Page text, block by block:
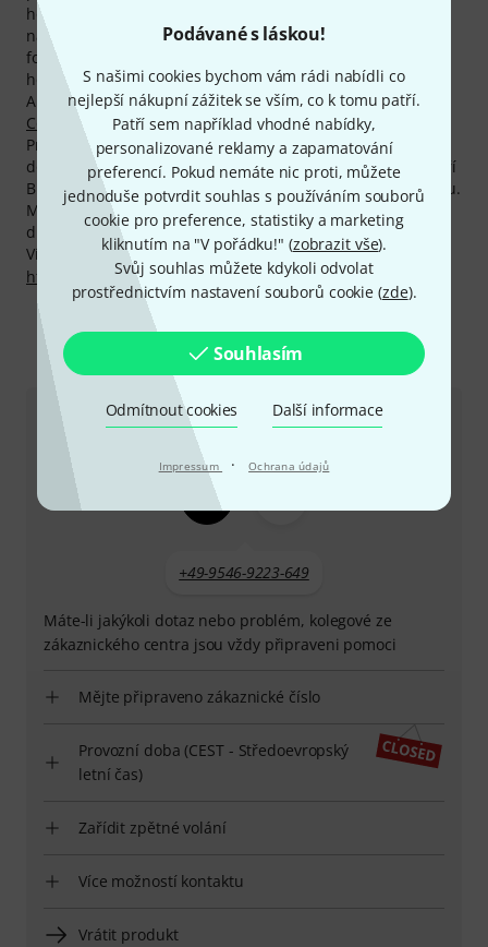
Podávané s láskou!
S našimi cookies bychom vám rádi nabídli co
nejlepší nákupní zážitek se vším, co k tomu patří.
Patří sem například vhodné nabídky,
personalizované reklamy a zapamatování
preferencí. Pokud nemáte nic proti, můžete
jednoduše potvrdit souhlas s používáním souborů
cookie pro preference, statistiky a marketing
kliknutím na "V pořádku!" (zobrazit vše).
Svůj souhlas můžete kdykoli odvolat
prostřednictvím nastavení souborů cookie (zde).
Souhlasím
Odmítnout cookies Další informace
Impressum · Ochrana údajů
hodnocení, testů a další zajímavé doplňkové informace na
našich internetových stránkách, mezi nimi např. 392
fotografií, 32 různých 360 stupňových fotografií a 207
hodnocení našich zákazníků.
Absolutním trhákem tohoto výrobce jeBubblebee The Lav
Concealer Tape. Dosud jsme prodali více než 3.000 .
Produkty značky Bubblebee jsou zpravidla nadprůměrně
dobře dostupné. S 97% dostupností v posledním roce patří
Bubblebee mezi Top 10 všech výrobců v našem sortimentu.
Momentálně máme 49 produktů značky Bubblebee k
dispozici skladem.
Více informací o výrobci najdete zde:
http://www.bubblebeeindustries.com
Kontaktujte nás
Zákaznický servis - Česko
+49-9546-9223-649
Máte-li jakýkoli dotaz nebo problém, kolegové ze
zákaznického centra jsou vždy připraveni pomoci
Mějte připraveno zákaznické číslo
Provozní doba (CEST - Středoevropský
letní čas)
Zařídit zpětné volání
Více možností kontaktu
Vrátit produkt